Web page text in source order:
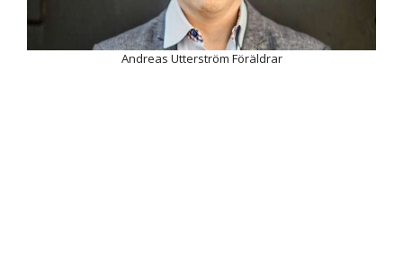
Andreas Utterström Föräldrar